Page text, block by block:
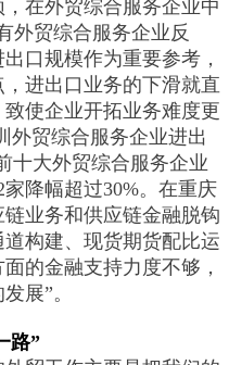
在外贸综合服务企业中
外贸综合服务企业反
口规模作为重要参考，
进出口业务的下滑就直
使企业开拓业务难度更
外贸综合服务企业进出
十大外贸综合服务企业
降幅超过30%。在重庆
业务和供应链金融脱钩
构建、现货期货配比运
的金融支持力度不够，
展”。
路”